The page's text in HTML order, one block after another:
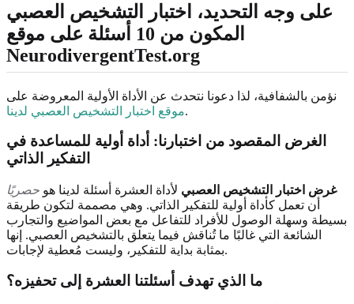
على وجه التحديد، اختبار التشخيص العصبي
المكون من 10 أسئلة على موقع
NeurodivergentTest.org
نؤمن بالشفافية، لذا دعونا نتحدث عن الأداة الأولية المعروضة على
موقع اختبار التشخيص العصبي لدينا.
الغرض المقصود من اختبارنا: أداة أولية للمساعدة في
التفكير الذاتي
غرض اختبار التشخيص العصبي لأداة العشرة أسئلة لدينا هو حصريًا
أن تعمل كأداة أولية للتفكير الذاتي. وهي مصممة لتكون طريقة
بسيطة وسهلة الوصول للأفراد للتفاعل مع بعض المواضيع والتجارب
الشائعة التي غالبًا ما تُناقش فيما يتعلق بالتشخيص العصبي. إنها
بمثابة بداية للتفكير، وليست مُعطية لإجابات.
ما الذي تهدف أسئلتنا العشرة إلى تحفيزه؟